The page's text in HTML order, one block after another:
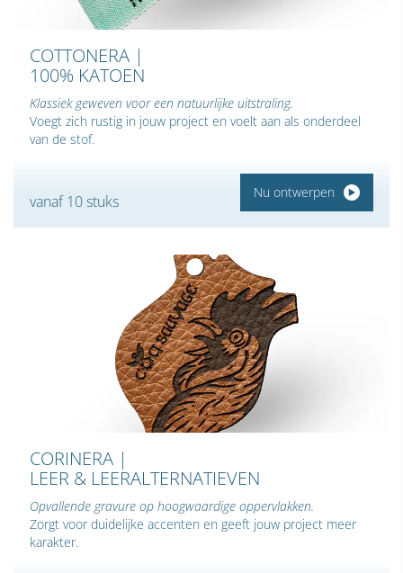
COTTONERA |
100% KATOEN
Klassiek geweven voor een natuurlijke uitstraling.
Voegt zich rustig in jouw project en voelt aan als onderdeel
van de stof.
vanaf 10 stuks Nu ontwerpen
CORINERA |
LEER & LEERALTERNATIEVEN
Opvallende gravure op hoogwaardige oppervlakken.
Zorgt voor duidelijke accenten en geeft jouw project meer
karakter.